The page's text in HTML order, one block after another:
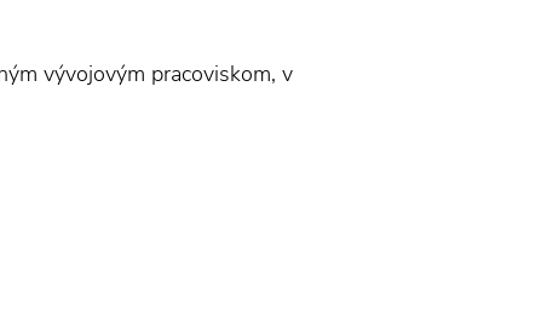
vývojovým pracoviskom, v